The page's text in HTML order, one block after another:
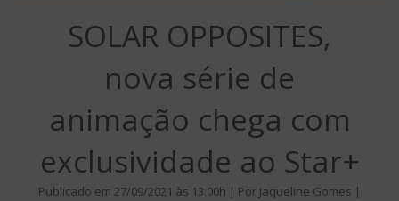
SOLAR OPPOSITES,
nova série de
animação chega com
exclusividade ao Star+
Publicado em 27/09/2021 às 13:00h | Por Jaqueline Gomes |